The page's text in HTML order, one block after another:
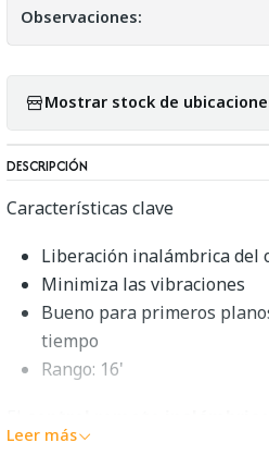
Observaciones:
Mostrar stock de
DESCRIPCIÓN
Características clave
Liberación inalámbrica del
Minimiza las vibraciones
Bueno para primeros
tiempo
Rango: 16'
obturador inalámbrico capaz de
Leer más